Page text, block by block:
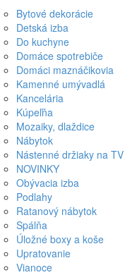
Bytové dekorácie
Detská izba
Do kuchyne
Domáce spotrebiče
Domáci maznáčikovia
Kamenné umývadlá
Kancelária
Kúpeľňa
Mozaiky, dlaždice
Nábytok
Nástenné držiaky na TV
NOVINKY
Obývacia izba
Podlahy
Ratanový nábytok
Spálňa
Úložné boxy a koše
Upratovanie
Vianoce